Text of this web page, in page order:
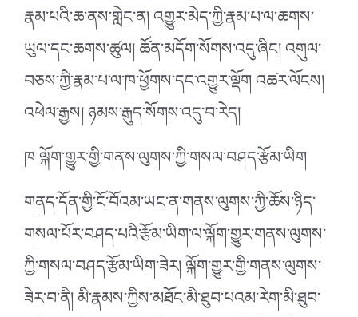
རྣམ་པའི་ཆ་ནས་གླེང་ན། འགྱུར་མེད་ཀྱི་རྣམ་པ་ལ་ཆགས་
ཡུལ་དང་ཆགས་ཚུལ། ཚོན་མདོག་སོགས་འདུ་ཞིང། འགུལ་
བཅས་ཀྱི་རྣམ་པ་ལ་ཁ་ཕྱོགས་དང་འགྱུར་ལྡོག འཚར་ལོངས།
འཕེལ་རྒྱས། ཉམས་རྒུད་སོགས་འདུ་བ་རེད།
ཁ ལྐོག་གྱུར་གྱི་གནས་ལུགས་ཀྱི་གསལ་བཤད་རྩོམ་ཡིག
གནད་དོན་གྱི་ངོ་བོའམ་ཡང་ན་གནས་ལུགས་ཀྱི་ཆོས་ཉིད་
གསལ་པོར་བཤད་པའི་རྩོམ་ཡིག་ལ་ལྐོག་གྱུར་གནས་ལུགས་
ཀྱི་གསལ་བཤད་རྩོམ་ཡིག་ཟེར། ལྐོག་གྱུར་གྱི་གནས་ལུགས་
ཟེར་བ་ནི། མི་རྣམས་ཀྱིས་མཐོང་མི་ཐུབ་པའམ་རེག་མི་ཐུབ་